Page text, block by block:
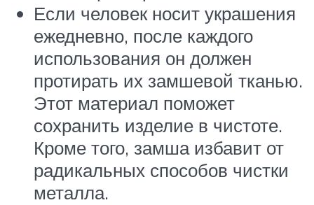
Если человек носит украшения
ежедневно, после каждого
использования он должен
протирать их замшевой тканью.
Этот материал поможет
сохранить изделие в чистоте.
Кроме того, замша избавит от
радикальных способов чистки
металла.